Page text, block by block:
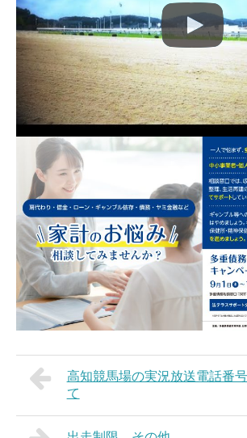
高知競馬場の実況放送電話番
て